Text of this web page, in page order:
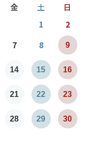
金 土
日
1
2
7 8 9
14 15 16
21 22 23
28 29 30